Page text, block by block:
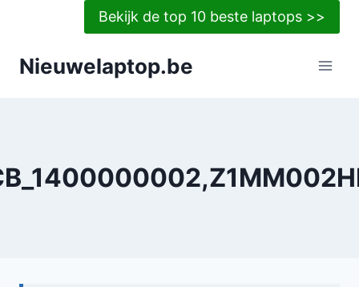
Bekijk de top 10 beste laptops >>
Nieuwelaptop.be